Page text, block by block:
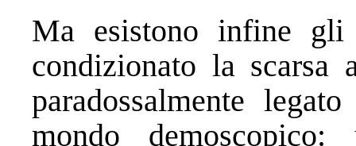
Ma esistono infine
condizionato la scarsa
paradossalmente
mondo